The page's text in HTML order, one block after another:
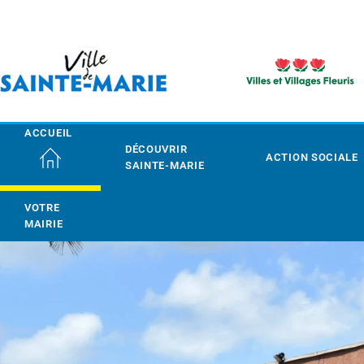
ACCUEIL
DÉCOUVRIR
SAINTE-MARIE
ACTION SOCIALE
VOTRE
MAIRIE